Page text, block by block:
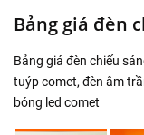
Bảng giá đèn
Bảng giá đèn chiếu
tuýp comet, đèn âm
bóng led comet